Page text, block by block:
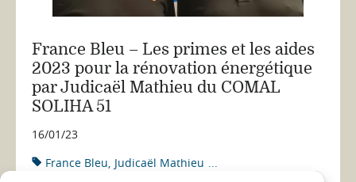
France Bleu – Les primes et les aides
2023 pour la rénovation énergétique
par Judicaël Mathieu du COMAL
SOLIHA 51
16/01/23
France Bleu Judicaël Mathieu ...